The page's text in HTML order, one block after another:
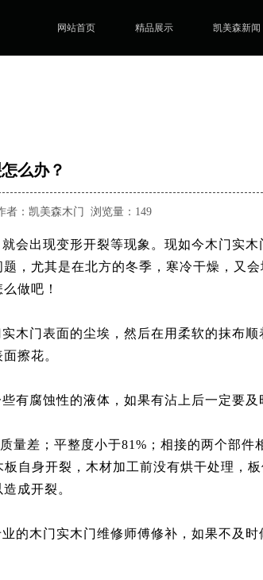
网站首页 精品展示 凯美森新闻
么办？
者：凯美森木门 浏览量：149
会出现变形开裂等现象。现如今木门实木
，尤其是在北方的冬季，寒冷干燥，又会
做吧！
木门表面的尘埃，然后在用柔软的抹布顺
擦花。
有腐蚀性的液体，如果有沾上后一定要及
量差；平整度小于81%；相接的两个部件
自身开裂，木材加工前没有烘干处理，
成开裂。
的木门实木门维修师傅修补，如果不及时